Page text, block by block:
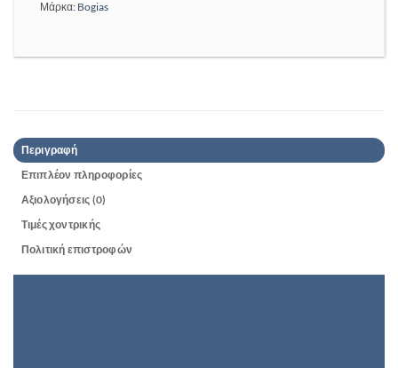
Μάρκα: Bogias
Περιγραφή
Επιπλέον πληροφορίες
Αξιολογήσεις (0)
Τιμές χοντρικής
Πολιτική επιστροφών